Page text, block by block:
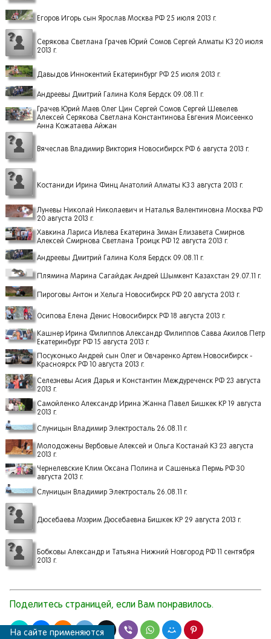
На сайте применяются
Егоров Игорь сын Ярослав Москва РФ 25 июля 2013 г.
Серякова Светлана Грачев Юрий Сомов Сергей Алматы КЗ 20 июля
2013 г.
Давыдов Иннокентий Екатеринбург РФ 25 июля 2013 г.
Андреевы Дмитрий Галина Коля Бердск 09.08.11 г.
Грачев Юрий Маев Олег Цин Сергей Сомов Сергей Шевелев
Алексей Серякова Светлана Константинова Евгения Моисеенко
Анна Кожатаева Айжан
Вячеслав Владимир Виктория Новосибирск РФ 6 августа 2013 г.
Костаниди Ирина Финц Анатолий Алматы КЗ 3 августа 2013 г.
Луневы Николай Николаевич и Наталья Валентиновна Москва РФ
20 августа 2013 г.
Хавкина Лариса Ивлева Екатерина Зиман Елизавета Смирнов
Алексей Смирнова Светлана Троицк РФ 12 августа 2013 г.
Андреевы Дмитрий Галина Коля Бердск 09.08.11 г.
Плямина Марина Сагайдак Андрей Шымкент Казахстан 29.07.11 г.
Пироговы Антон и Хельга Новосибирск РФ 20 августа 2013 г.
Осипова Елена Денис Новосибирск РФ 18 августа 2013 г.
Кашнер Ирина Филиппов Александр Филиппов Савва Акилов Петр
Екатеринбург РФ 15 августа 2013 г.
Посуконько Андрей сын Олег и Овчаренко Артем Новосибирск -
Красноярск РФ 10 августа 2013 г.
Селезневы Асия Дарья и Константин Междуреченск РФ 23 августа
2013 г.
Самойленко Александр Ирина Жанна Павел Бишкек КР 19 августа
2013 г.
Слуницын Владимир Электросталь 26.08.11 г.
Молодожены Вербовые Алексей и Ольга Костанай КЗ 23 августа
2013 г.
Чернелевские Клим Оксана Полина и Сашенька Пермь РФ 30
августа 2013 г.
Слуницын Владимир Электросталь 26.08.11 г.
Дюсебаева Мээрим Дюсебаевна Бишкек КР 29 августа 2013 г.
Бобковы Александр и Татьяна Нижний Новгород РФ 11 сентября
2013 г.
Поделитесь страницей, если Вам понравилось.